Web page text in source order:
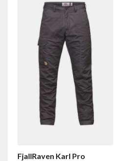
FjallRaven Karl Pro